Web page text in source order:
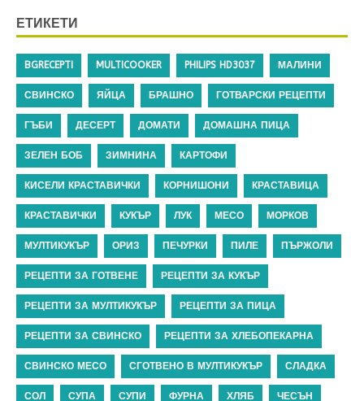
ЕТИКЕТИ
BGRECEPTI MULTICOOKER PHILIPS HD3037 МАЛИНИ
СВИНСКО ЯЙЦА БРАШНО ГОТВАРСКИ РЕЦЕПТИ
ГЪБИ ДЕСЕРТ ДОМАТИ ДОМАШНА ПИЦА
ЗЕЛЕН БОБ ЗИМНИНА КАРТОФИ
КИСЕЛИ КРАСТАВИЧКИ КОРНИШОНИ КРАСТАВИЦА
КРАСТАВИЧКИ КУКЪР ЛУК МЕСО МОРКОВ
МУЛТИКУКЪР ОРИЗ ПЕЧУРКИ ПИЛЕ ПЪРЖОЛИ
РЕЦЕПТИ ЗА ГОТВЕНЕ РЕЦЕПТИ ЗА КУКЪР
РЕЦЕПТИ ЗА МУЛТИКУКЪР РЕЦЕПТИ ЗА ПИЦА
РЕЦЕПТИ ЗА СВИНСКО РЕЦЕПТИ ЗА ХЛЕБОПЕКАРНА
СВИНСКО МЕСО СГОТВЕНО В МУЛТИКУКЪР СЛАДКА
СОЛ СУПА СУПИ ФУРНА ХЛЯБ ЧЕСЪН